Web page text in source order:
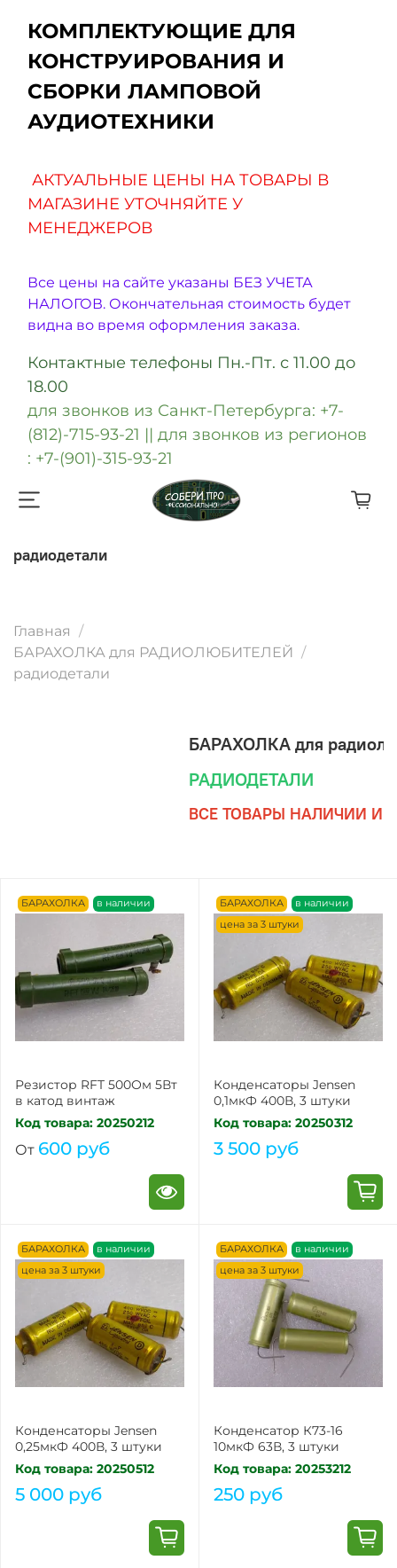
КОМПЛЕКТУЮЩИЕ ДЛЯ
КОНСТРУИРОВАНИЯ И
СБОРКИ ЛАМПОВОЙ
АУДИОТЕХНИКИ
АКТУАЛЬНЫЕ ЦЕНЫ НА ТОВАРЫ В
МАГАЗИНЕ УТОЧНЯЙТЕ У
МЕНЕДЖЕРОВ
Все цены на сайте указаны БЕЗ УЧЕТА
НАЛОГОВ. Окончательная стоимость будет
видна во время оформления заказа.
Контактные телефоны Пн.-Пт. с 11.00 до
18.00
для звонков из Санкт-Петербурга: +7-
(812)-715-93-21 || для звонков из регионов
: +7-(901)-315-93-21
радиодетали
Главная
БАРАХОЛКА для РАДИОЛЮБИТЕЛЕЙ
радиодетали
БАРАХОЛКА для
РАДИОДЕТАЛИ
ВСЕ ТОВАРЫ НАЛИЧИИ И
БАРАХОЛКА в наличии
Резистор RFT 500Ом 5Вт
в катод винтаж
Код товара: 20250212
От 600 руб
БАРАХОЛКА
в наличии
цена за 3 штуки
Конденсаторы Jensen
0,1мкФ 400В, 3 штуки
Код товара: 20250312
3 500 руб
БАРАХОЛКА
в наличии
цена за 3 штуки
Конденсаторы Jensen
0,25мкФ 400В, 3 штуки
Код товара: 20250512
5 000 руб
БАРАХОЛКА
в наличии
цена за 3 штуки
Конденсатор К73-16
10мкФ 63В, 3 штуки
Код товара: 20253212
250 руб